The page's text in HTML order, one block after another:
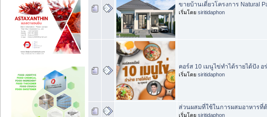
ขายบ้านเดี่ยวโครงการ Natural
เริ่มโดย siritidaphon
คอร์ส 10 เมนูไข่ทำได้รายได้ปัง
เริ่มโดย siritidaphon
ส่วนผสมที่ใช้ในการผสมอาหารที่
เริ่มโดย siritidaphon